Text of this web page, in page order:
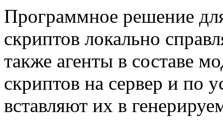
Программное решение
скриптов локально
также агенты в составе
скриптов на сервер и по
вставляют их в